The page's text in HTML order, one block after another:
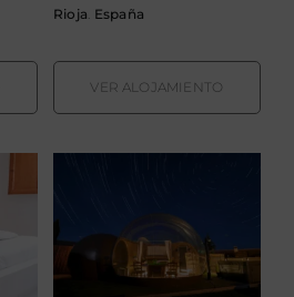
Rioja. España
VER ALOJAMIENTO
Cosmoveros –
Hotel Burbuja